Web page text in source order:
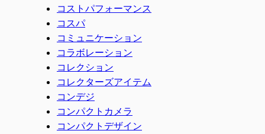
コストパフォーマンス
コスパ
コミュニケーション
コラボレーション
コレクション
コレクターズアイテム
コンデジ
コンパクトカメラ
コンパクトデザイン